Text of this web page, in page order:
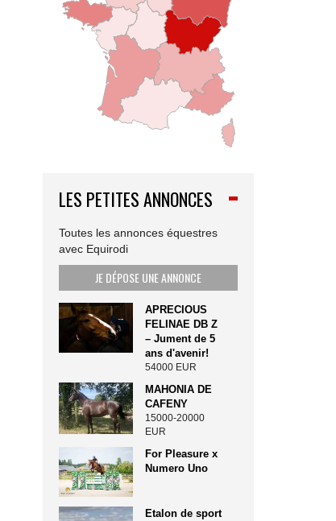
LES PETITES ANNONCES
Toutes les annonces équestres
avec Equirodi
JE DÉPOSE UNE ANNONCE
APRECIOUS
FELINAE DB Z
– Jument de 5
ans d'avenir!
54000 EUR
MAHONIA DE
CAFENY
15000-20000
EUR
For Pleasure x
Numero Uno
Etalon de sport